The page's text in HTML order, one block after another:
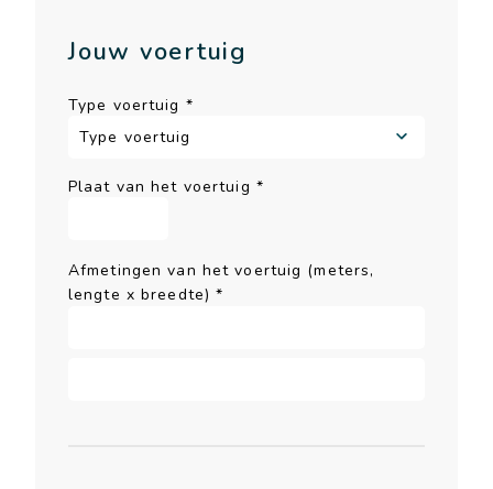
Jouw voertuig
Type voertuig *
Plaat van het voertuig *
Afmetingen van het voertuig (meters,
lengte x breedte)*